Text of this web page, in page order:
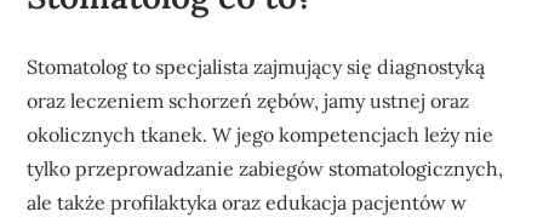
Stomatolog to specjalista zajmujący się diagnostyką
oraz leczeniem schorzeń zębów, jamy ustnej oraz
okolicznych tkanek. W jego kompetencjach leży nie
tylko przeprowadzanie zabiegów stomatologicznych,
ale także profilaktyka oraz edukacja pacjentów w